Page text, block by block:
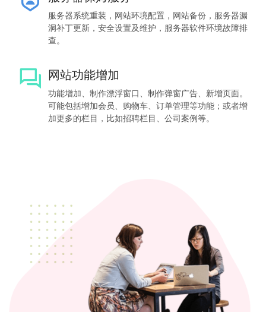
服务器系统重装，网站环境配置，网站备份，服务器漏
洞补丁更新，安全设置及维护，服务器软件环境故障排
查。
网站功能增加
功能增加、制作漂浮窗口、制作弹窗广告、新增页面。
可能包括增加会员、购物车、订单管理等功能；或者增
加更多的栏目，比如招聘栏目、公司案例等。